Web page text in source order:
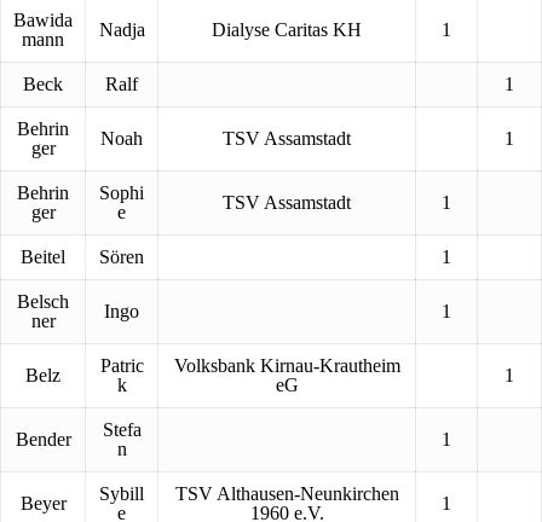
Bawida
mann
Nadja Dialyse Caritas KH 1
Beck Ralf 1
Behrin
ger
Noah TSV Assamstadt 1
Behrin
ger
Sophi
e
TSV Assamstadt 1
Beitel Sören 1
Belsch
ner
Ingo 1
Belz
Patric
k
Volksbank Kirnau-Krautheim
eG
1
Bender
Stefa
n
1
Beyer
Sybill
e
TSV Althausen-Neunkirchen
1960 e.V.
1